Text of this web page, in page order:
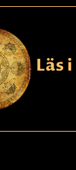
Läs